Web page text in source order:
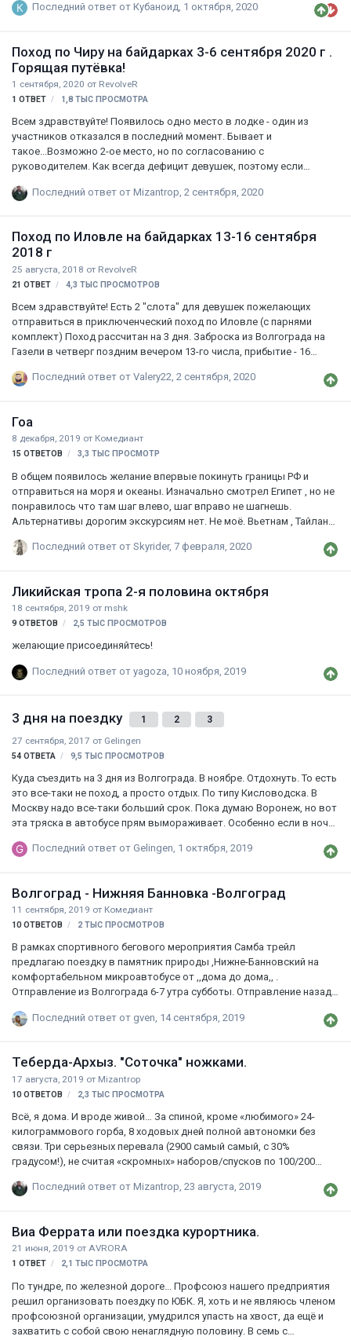
необходимо классификационно определить его место в туризме
спортивном туризмом закрепилось такое слово, как
организованный самодеятельный туризм. При этом соотношение
его с «диким» неорганизованным составляло один к трём. В
девяностые годы соотношение изменилась к 1/9. В ну…
Последний ответ от Кубаноид, 1 октября, 2020
Поход по Чиру на байдарках 3-6 сентября 2020 г .
Горящая путёвка!
1 сентября, 2020 от RevolveR
1 ОТВЕТ 1,8 ТЫС ПРОСМОТРА
Всем здравствуйте! Появилось одно место в лодке - один из
участников отказался в последний момент. Бывает и
такое...Возможно 2-ое место, но по согласованию с
руководителем. Как всегда дефицит девушек, поэтому если
рассчитан на 3 дня. Заброска из Волгограда на Газели в четверг
условно бесплатный. Сбрасываемся по 1500 р на трансфер газель
(отвезут на Чир, заберут с Чира, дорого потому что пробег 4 раза
по 180 км ) и по 1000 р на еду на 3 суток (суммы примерные). Также
каждый покупает алкогол…
Последний ответ от Mizantrop 2 сентября, 2020
Поход по Иловле на байдарках 13-16 сентября
2018 г
25 августа, 2018 от RevolveR
21 ОТВЕТ 4,3 ТЫС ПРОСМОТРОВ
Всем здравствуйте! Есть 2 "слота" для девушек пожелающих
отправиться в приключенческий поход по Иловле (с парнями
комплект) Поход рассчитан на 3 дня. Заброска из Волгограда на
Газели в четверг поздним вечером 13-го числа, прибытие - 16
не ради спорта, исключительно ради отдыха. Общий "пробег" 80 км
обед, вечером до темноты - стоянка на ночёвку (обычно до 7
вечера): ужин, шашлык, песни у костра, "крокодил", "мафия" и т.д +
Последний ответ от Valery22, 2 сентября, 2020
Гоа
8 декабря, 2019 от Комедиант
15 ОТВЕТОВ 3,3 ТЫС ПРОСМОТР
В общем появилось желание впервые покинуть границы РФ и
отправиться на моря и океаны. Изначально смотрел Египет , но не
понравилось что там шаг влево, шаг вправо не шагнешь.
Альтернативы дорогим экскурсиям нет. Не моё. Вьетнам , Тайланд,
Индия Вопрос к спецам. Как находить недорогие билеты на
дикарём? Какие достопримечательности стоит посетить в Индии?
Как обезопасить сохранность денег и личных вещей. Хотелось бы
получить парочку дельных советов. На двоих хотелось бы
уложитьс в 80к на 4-5-6 д…
Последний ответ от Skyrider, 7 февраля, 2020
Ликийская тропа 2-я половина октября
18 сентября, 2019 от mshk
9 ОТВЕТОВ 2,5 ТЫС ПРОСМОТРОВ
желающие присоединяйтесь!
Последний ответ от yagoza 10 ноября, 2019
3 дня на поездку 1 2
3
27 сентября, 2017 от Gelingen
54 ОТВЕТА 9,5 ТЫС ПРОСМОТРОВ
Куда съездить на 3 дня из Волгограда. В ноябре. Отдохнуть. То есть
это все-таки не поход, а просто отдых. По типу Кисловодска. В
Москву надо все-таки больший срок. Пока думаю Воронеж, но вот
эта тряска в автобусе прям вымораживает. Особенно если в ночь
Последний ответ от Gelingen, 1 октября, 2019
Волгоград - Нижняя Банновка -Волгоград
11 сентября, 2019 от Комедиант
10 ОТВЕТОВ 2 ТЫС ПРОСМОТРОВ
В рамках спортивного бегового мероприятия Самба трейл
предлагаю поездку в памятник природы ,Нижне-Банновский на
комфортабельном микроавтобусе от ,,дома до дома,, .
Отправление из Волгограда 6-7 утра субботы. Отправление назад
желающих на месте лагеря будет кухня и аренда спальником и
поездки до 18.00 пятницы. Не упустите возможность отдохнуть в
живописном месте в живописное время!
Последний ответ от gven 14 сентября, 2019
Теберда-Архыз. "Соточка" ножками.
17 августа, 2019 от Mizantrop
10 ОТВЕТОВ 2,3 ТЫС ПРОСМОТРА
Всё, я дома. И вроде живой… За спиной, кроме «любимого» 24-
килограммового горба, 8 ходовых дней полной автономки без
связи. Три серьезных перевала (2900 самый самый, с 30%
градусом!), не считая «скромных» наборов/спусков по 100/200
около ста километров пути ( у всех по разному: 97/107). Ну вот,
«интернационал»: два инструктора беларуса, три эстонца, один
швед, обширнейшая сборная российская «солянка», в которой я
самый южный, и три собаки: ретривер красавица Грэйс, боксер
Лёва (мой любимчик, самая ант…
Последний ответ от Mizantrop, 23 августа, 2019
Виа Феррата или поездка курортника.
21 июня, 2019 от AVRORA
1 ОТВЕТ 2,1 ТЫС ПРОСМОТРА
По тундре, по железной дороге... Профсоюз нашего предприятия
решил организовать поездку по ЮБК. Я, хоть и не являюсь членом
профсоюзной организации, умудрился упасть на хвост, да ещё и
захватить с собой свою ненаглядную половину. В семь с